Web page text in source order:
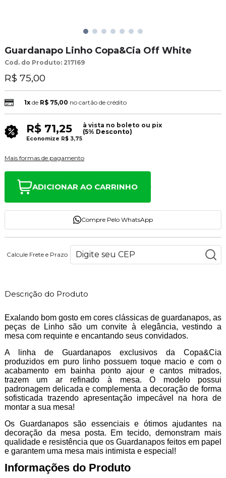
Guardanapo Linho Copa&Cia Off White
Cod. do Produto: 217169
R$ 75,00
1xde R$ 75,00 no cartão de crédito
R$ 71,25
à vista no boleto ou pix
(5% Desconto)
Economize R$ 3,75
Mais formas de pagamento
ADICIONAR AO CARRINHO
Compre Pelo WhatsApp
Calcule Frete e Prazo
Descrição do Produto
Exalando bom gosto em cores clássicas de guardanapos, as
peças de Linho são um convite à elegância, vestindo a
mesa com requinte e encantando seus convidados.
A linha de Guardanapos exclusivos da Copa&Cia
produzidos em puro linho possuem toque macio e com o
acabamento em bainha ponto ajour e cantos mitrados,
trazem um ar refinado à mesa. O modelo possui
padronagem delicada e complementa a decoração de forma
sofisticada trazendo apresentação impecável na hora de
montar a sua mesa!
Os Guardanapos são essenciais e ótimos ajudantes na
decoração da mesa posta. Em tecido, demonstram mais
qualidade e resistência que os Guardanapos feitos em papel
e garantem uma mesa mais intimista e especial!
Informações do Produto